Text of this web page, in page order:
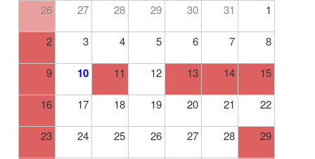
26 27 28 29 30 31 1
2 3 4 5 6 7 8
9 10 11 12 13 14 15
16 17 18 19 20 21 22
23 24 25 26 27 28 29